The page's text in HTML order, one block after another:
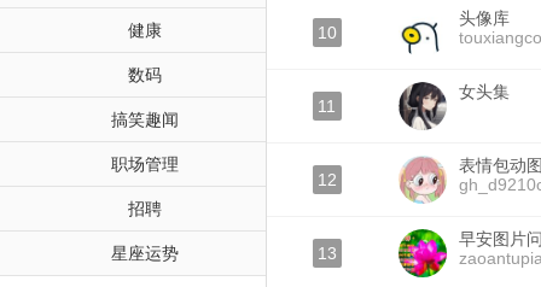
健康
数码
搞笑趣闻
职场管理
招聘
星座运势
10
头像库
11
女头集
12
表情包动
13
早安图片